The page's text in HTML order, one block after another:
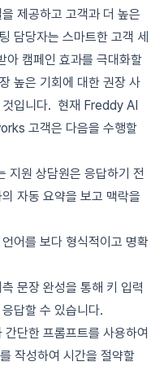
제공하고 고객과 더 높은
담당자는 스마트한 고객 세
아 캠페인 효과를 극대화할
높은 기회에 대한 권장 사
입니다. 현재 Freddy AI
고객은 다음을 수행할
지원 상담원은 응답하기 전
자동 요약을 보고 맥락을
어를 보다 형식적이고 명확
문장 완성을 통해 키 입력
답할 수 있습니다.
단한 프롬프트를 사용하여
작성하여 시간을 절약할